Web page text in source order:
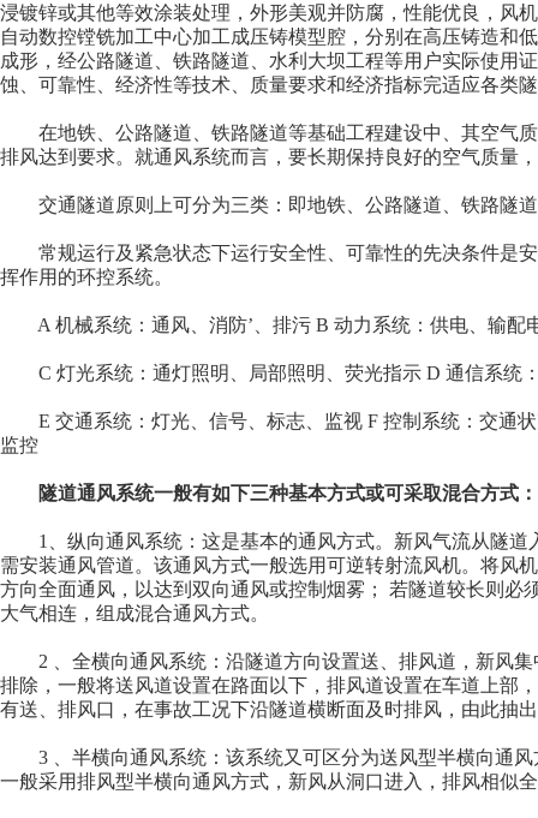
浸镀锌或其他等效涂装处理，外形美观并防腐，性能优良，风
自动数控镗铣加工中心加工成压铸模型腔，分别在高压铸造和
成形，经公路隧道、铁路隧道、水利大坝工程等用户实际使用
蚀、可靠性、经济性等技术、质量要求和经济指标完适应各类
在地铁、公路隧道、铁路隧道等基础工程建设中、其空气质
排风达到要求。就通风系统而言，要长期保持良好的空气质量
交通隧道原则上可分为三类：即地铁、公路隧道、铁路隧
常规运行及紧急状态下运行安全性、可靠性的先决条件是安
挥作用的环控系统。
A 机械系统：通风、消防’、排污 B 动力系统：供电、输配
C 灯光系统：通灯照明、局部照明、荧光指示 D 通信系统
E 交通系统：灯光、信号、标志、监视 F 控制系统：交通状
监控
隧道通风系统一般有如下三种基本方式或可采取混合方式：
1、纵向通风系统：这是基本的通风方式。新风气流从隧道
需安装通风管道。该通风方式一般选用可逆转射流风机。将风
方向全面通风，以达到双向通风或控制烟雾； 若隧道较长则必
大气相连，组成混合通风方式。
2 、全横向通风系统：沿隧道方向设置送、排风道，新风集
排除，一般将送风道设置在路面以下，排风道设置在车道上部
有送、排风口，在事故工况下沿隧道横断面及时排风，由此抽
3 、半横向通风系统：该系统又可区分为送风型半横向通风
一般采用排风型半横向通风方式，新风从洞口进入，排风相似